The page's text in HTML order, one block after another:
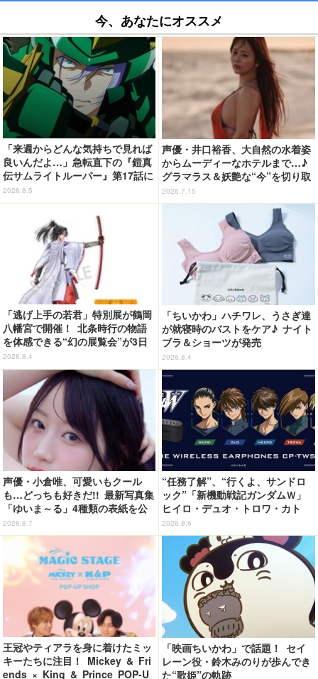
今、あなたにオススメ
「来週からどんな気持ちで見れば
良いんだよ…」急転直下の『鎧真
伝サムライトルーパー』第17話に
感情の追いつかない視聴者が続
出…【ネタバレあり反応まとめ】
2026.8.5
声優・井口裕香、大自然の水着姿
からムーディーなホテルまで…♪
グラマラス＆妖艶な“今”を切り取
り！3冊目写真集が発売中
2026.7.15
「逃げ上手の若君」特別展が鶴岡
八幡宮で開催！ 北条時行の物語
を体感できる“幻の展覧会”が3日
間限定で登場【8/28～30】
2026.8.4
「ちいかわ」ハチワレ、うさぎ達
が就寝時のバストをケア♪ ナイト
ブラ＆ショーツが発売
2026.8.4
声優・小倉唯、可愛いもクール
も…どっちも好きだ!! 最新写真集
「ゆいま～る」4種類の表紙を公
開！「成長した私の姿を楽しんで
いただけたら」
2026.8.7
“任務了解”、“行くよ、サンドロ
ック”「新機動戦記ガンダムＷ」
ヒイロ・デュオ・トロワ・カト
ル・五飛の声がする…！ 新規録
り下ろしボイス搭載のワイヤレス
イヤホンが登場
2026.8.6
王冠やティアラを身に着けたミッ
キーたちに注目！ Mickey & Fri
ends × King & Prince POP-U
「映画ちいかわ」で話題！ セイ
レーン役・鈴木みのりが歩んでき
た“歌姫”の軌跡